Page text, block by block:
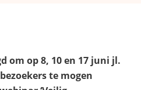
om op 8, 10 en 17 juni jl.
te mogen